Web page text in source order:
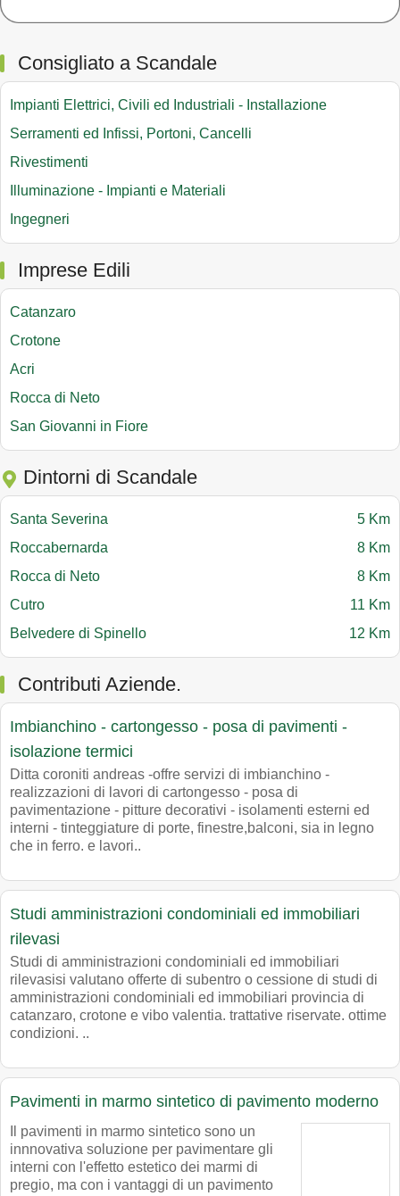
Consigliato a Scandale
Impianti Elettrici, Civili ed Industriali - Installazione
Serramenti ed Infissi, Portoni, Cancelli
Rivestimenti
Illuminazione - Impianti e Materiali
Ingegneri
Imprese Edili
Catanzaro
Crotone
Acri
Rocca di Neto
San Giovanni in Fiore
Dintorni di Scandale
Santa Severina
5 Km
Roccabernarda
8 Km
Rocca di Neto
8 Km
Cutro
11 Km
Belvedere di Spinello
12 Km
Contributi Aziende.
Imbianchino - cartongesso - posa di pavimenti -
isolazione termici
Ditta coroniti andreas -offre servizi di imbianchino -
realizzazioni di lavori di cartongesso - posa di
pavimentazione - pitture decorativi - isolamenti esterni ed
interni - tinteggiature di porte, finestre,balconi, sia in legno
che in ferro. e lavori..
Studi amministrazioni condominiali ed immobiliari
rilevasi
Studi di amministrazioni condominiali ed immobiliari
rilevasisi valutano offerte di subentro o cessione di studi di
amministrazioni condominiali ed immobiliari provincia di
catanzaro, crotone e vibo valentia. trattative riservate. ottime
condizioni. ..
Pavimenti in marmo sintetico di pavimento moderno
Il pavimenti in marmo sintetico sono un
innnovativa soluzione per pavimentare gli
interni con l'effetto estetico dei marmi di
pregio, ma con i vantaggi di un pavimento